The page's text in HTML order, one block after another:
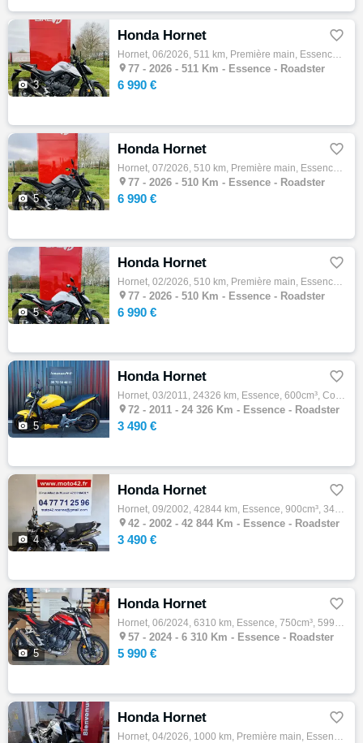
 3
Honda Hornet 
Hornet, 06/2026, 511 km, Première main, Essence, 750cm³, Couleur gris, 6990 € Equipements : *1er main *véhicule direction *faire fin de rod…
 77 - 2026 - 511 Km - Essence - Roadster
6 990 €
 5
Honda Hornet 
Hornet, 07/2026, 510 km, Première main, Essence, 750cm³, Couleur noir, 6990 € Equipements : *1er main *véhicule direction *faire fin de rod…
 77 - 2026 - 510 Km - Essence - Roadster
6 990 €
 5
Honda Hornet 
Hornet, 02/2026, 510 km, Première main, Essence, 750cm³, Couleur blanc, 6990 € Equipements : *1er main *véhicule direction *faire fin de ro…
 77 - 2026 - 510 Km - Essence - Roadster
6 990 €
 5
Honda Hornet 
Hornet, 03/2011, 24326 km, Essence, 600cm³, Couleur jaune, 3490 € Equipements : Honda CB 600 F Hornet jaune mise en circulation le 26/03/20…
 72 - 2011 - 24 326 Km - Essence - Roadster
3 490 €
 4
Honda Hornet 
Hornet, 09/2002, 42844 km, Essence, 900cm³, 3490 € Equipements : En vente chez MOTO 42 votre concession moto d'occasion à Roanne dans la Lo…
 42 - 2002 - 42 844 Km - Essence - Roadster
3 490 €
 5
Honda Hornet 
Hornet, 06/2024, 6310 km, Essence, 750cm³, 5990 € Equipements : Magnifique Covering complet, Gris mat d'origine sous le covering Aucun frai…
 57 - 2024 - 6 310 Km - Essence - Roadster
5 990 €
Honda Hornet 
Hornet, 04/2026, 1000 km, Première main, Essence, 750cm³, Couleur gris, 7490 € Equipements : 47CV,ABS,Anti-patinage,Boite semi-automatique,…